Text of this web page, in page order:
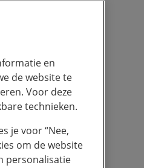
en
de website te
Voor deze
technieken.
je voor “Nee,
om de website
personalisatie